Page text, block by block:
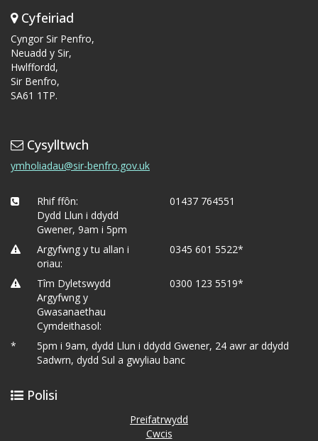
Cyfeiriad
Cyngor Sir Penfro,
Neuadd y Sir,
Hwlffordd,
Sir Benfro,
SA61 1TP.
Cysylltwch
ymholiadau@sir-benfro.gov.uk
Rhif ffôn:
Dydd Llun i ddydd
Gwener, 9am i 5pm
01437 764551
Argyfwng y tu allan i
oriau:
0345 601 5522*
Tîm Dyletswydd
Argyfwng y
Gwasanaethau
Cymdeithasol:
0300 123 5519*
*
5pm i 9am, dydd Llun i ddydd Gwener, 24 awr ar ddydd
Sadwrn, dydd Sul a gwyliau banc
Polisi
Preifatrwydd
Cwcis